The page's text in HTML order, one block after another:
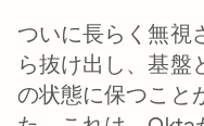
ついに長らく無視
ら抜け出し、基盤
の状態に保つこと